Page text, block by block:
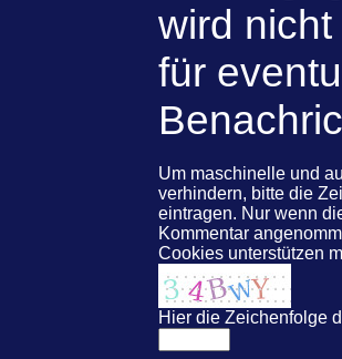
wird
für
Um maschinelle und
verhindern, bitte die
eintragen. Nur wenn
Kommentar
Cookies unterstützen
Hier die Zeichenfolge